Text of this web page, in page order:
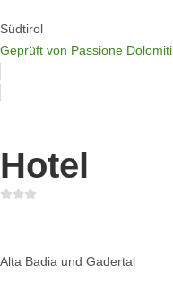
Südtirol
Geprüft von Passione Dolomiti
Hotel
Alta Badia und Gadertal